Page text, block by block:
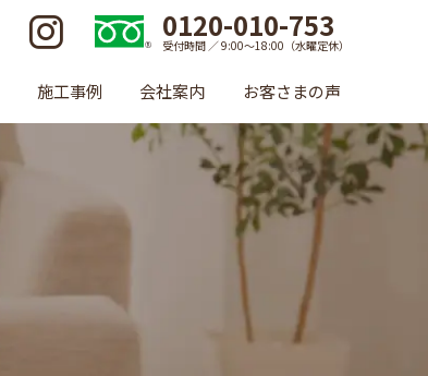
0120-010-753
受付時間 ／ 9:00〜18:00（水曜定休）
施工事例 会社案内 お客さまの声